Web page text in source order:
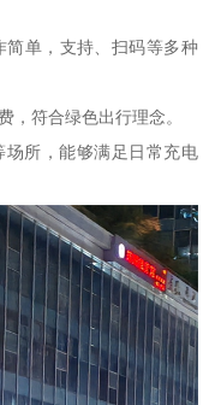
单，支持、扫码等多种
，符合绿色出行理念。
所，能够满足日常充电